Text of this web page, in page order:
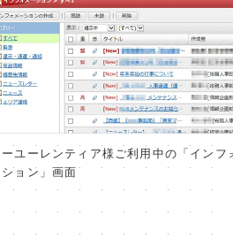
ーユーレンティア様ご利用中の「インフ
ョン」画面